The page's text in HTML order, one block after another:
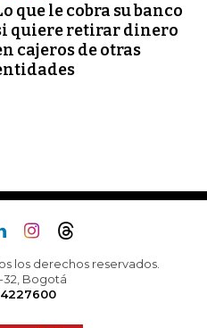
que le cobra su banco
quiere retirar dinero
cajeros de otras
los derechos reservados.
32, Bogotá
4227600